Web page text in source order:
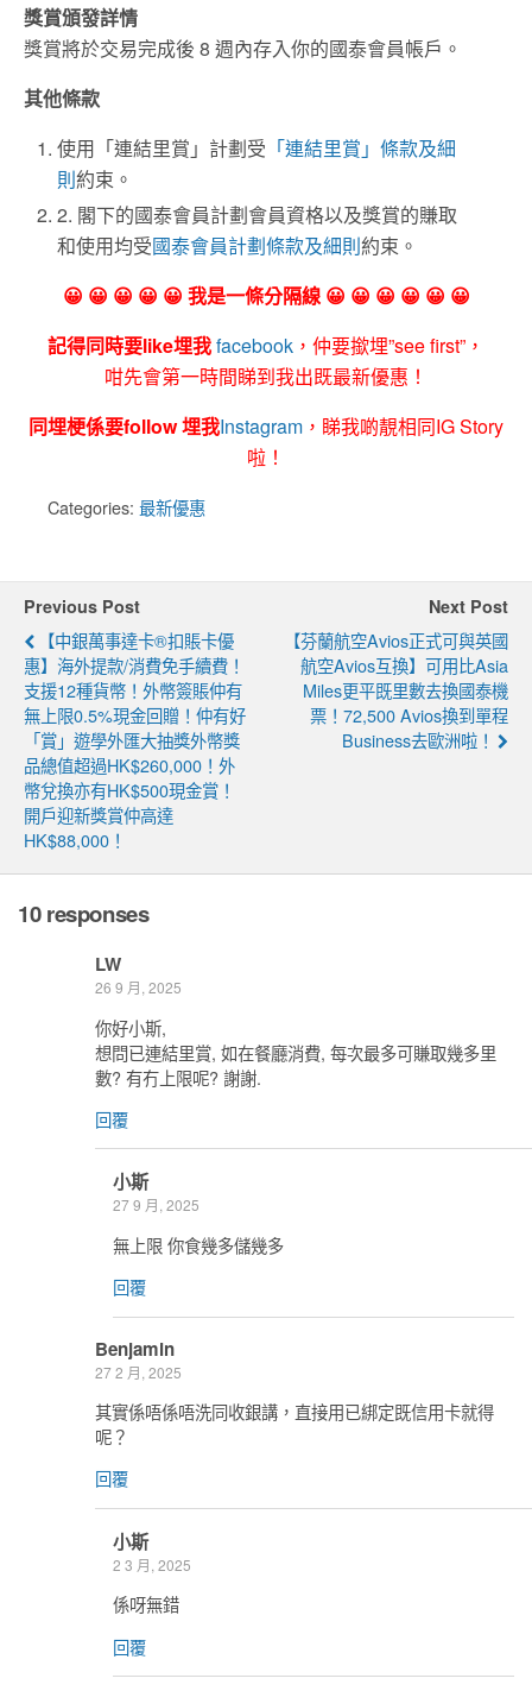
獎賞頒發詳情
獎賞將於交易完成後 8 週內存入你的國泰會員帳戶。
其他條款
使用「連結里賞」計劃受 「連結里賞」條款及細
則約束。
2. 閣下的國泰會員計劃會員資格以及獎賞的賺取
和使用均受國泰會員計劃條款及細則約束。
😀 😀 😀 😀 😀 我是一條分隔線 😀 😀 😀 😀 😀 😀
記得同時要like埋我facebook ，仲要撳埋”see first”，
咁先會第一時間睇到我出既最新優惠！
同埋梗係要follow 埋我Instagram ，睇我啲靚相同IG Story
啦！
Categories: 最新優惠
Previous Post
【中銀萬事達卡®扣賬卡優
惠】海外提款/消費免手續費！
支援12種貨幣！外幣簽賬仲有
無上限0.5%現金回贈！仲有好
「賞」遊學外匯大抽獎外幣獎
品總值超過HK$260,000！外
幣兌換亦有HK$500現金賞！
開戶迎新獎賞仲高達
HK$88,000！
Next Post
【芬蘭航空Avios正式可與英國
航空Avios互換】可用比Asia
Miles更平既里數去換國泰機
票！72,500 Avios換到單程
Business去歐洲啦！
10 responses
LW
26 9 月, 2025
你好小斯,
想問已連結里賞, 如在餐廳消費, 每次最多可賺取幾多里
數? 有冇上限呢? 謝謝.
回覆
小斯
27 9 月, 2025
無上限 你食幾多儲幾多
回覆
Benjamin
27 2 月, 2025
其實係唔係唔洗同收銀講，直接用已綁定既信用卡就得
呢？
回覆
小斯
2 3 月, 2025
係呀無錯
回覆